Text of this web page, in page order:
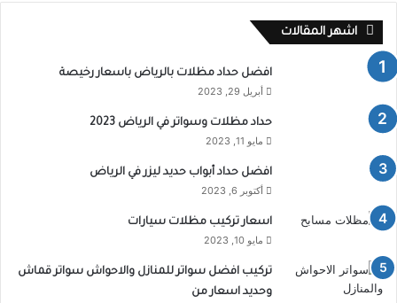
اشهر المقالات
افضل حداد مظلات بالرياض باسعار رخيصة
أبريل 29, 2023
حداد مظلات وسواتر في الرياض 2023
مايو 11, 2023
افضل حداد أبواب حديد ليزر في الرياض
أكتوبر 6, 2023
اسعار تركيب مظلات سيارات
مايو 10, 2023
تركيب افضل سواتر للمنازل والاحواش سواتر قماش
وحديد اسعار من